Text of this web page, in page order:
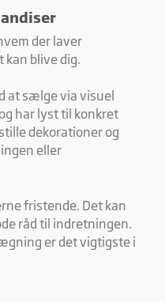
der laver
kan blive dig.
at sælge via visuel
har lyst til konkret
dekorationer og
eller
fristende. Det kan
råd til indretningen.
er det vigtigste i